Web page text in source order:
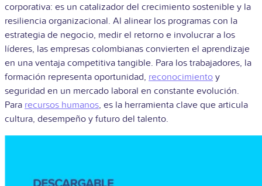
corporativa: es un catalizador del crecimiento sostenible y la
resiliencia organizacional. Al alinear los programas con la
estrategia de negocio, medir el retorno e involucrar a los
líderes, las empresas colombianas convierten el aprendizaje
en una ventaja competitiva tangible. Para los trabajadores, la
formación representa oportunidad, reconocimiento y
seguridad en un mercado laboral en constante evolución.
Para recursos humanos, es la herramienta clave que articula
cultura, desempeño y futuro del talento.